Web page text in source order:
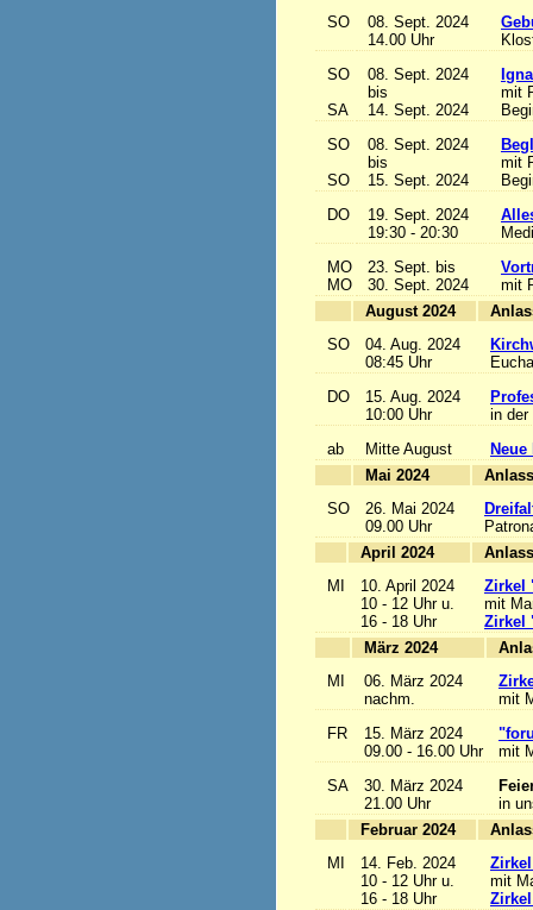
SO
08. Sept. 2024
14.00 Uhr
SO
SA
08. Sept. 2024
bis
14. Sept. 2024
mit
SO
SO
08. Sept. 2024
bis
15. Sept. 2024
mit
DO
19. Sept. 2024
19:30 - 20:30
MO
MO
23. Sept. bis
30. Sept. 2024
mit
August 2024
SO
04. Aug. 2024
08:45 Uhr
DO
15. Aug. 2024
10:00 Uhr
in der
ab
Mitte August
Mai 2024
SO
26. Mai 2024
09.00 Uhr
April 2024
MI
10. April 2024
10 - 12 Uhr u.
16 - 18 Uhr
Zirkel
mit
Zirkel
März 2024
MI
06. März 2024
nachm.
mit
FR
15. März 2024
09.00 - 16.00 Uhr
mit
SA
30. März 2024
21.00 Uhr
in
Februar 2024
MI
14. Feb. 2024
10 - 12 Uhr u.
16 - 18 Uhr
mit